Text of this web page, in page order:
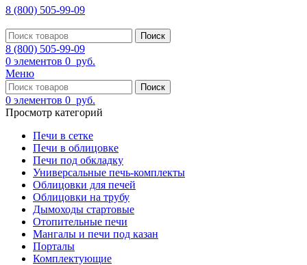
8 (800) 505-99-09
Поиск
8 (800) 505-99-09
0 элементов 0 руб.
Меню
Поиск
0 элементов 0 руб.
Просмотр категорий
Печи в сетке
Печи в облицовке
Печи под обкладку
Универсальные печь-комплекты
Облицовки для печей
Облицовки на трубу
Дымоходы стартовые
Отопительные печи
Мангалы и печи под казан
Порталы
Комплектующие